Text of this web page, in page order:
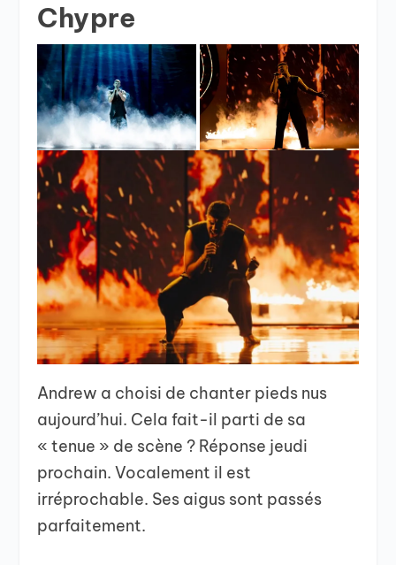
Chypre
Andrew a choisi de chanter pieds nus
aujourd’hui. Cela fait-il parti de sa
« tenue » de scène ? Réponse jeudi
prochain. Vocalement il est
irréprochable. Ses aigus sont passés
parfaitement.